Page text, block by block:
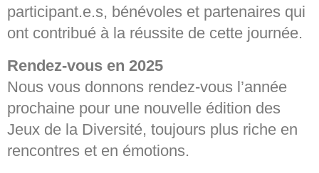
participant.e.s, bénévoles et partenaires qui
ont contribué à la réussite de cette journée.
Rendez-vous en 2025
Nous vous donnons rendez-vous l’année
prochaine pour une nouvelle édition des
Jeux de la Diversité, toujours plus riche en
rencontres et en émotions.